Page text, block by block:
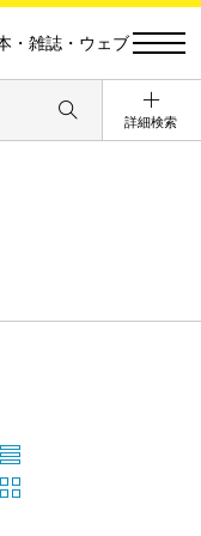
・雑誌・ウェブ
詳細検索